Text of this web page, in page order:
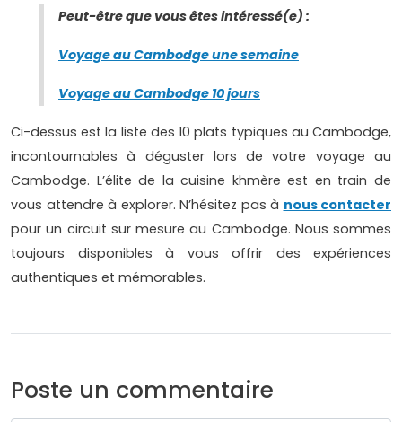
Peut-être que vous êtes intéressé(e) :
Voyage au Cambodge une semaine
Voyage au Cambodge 10 jours
Ci-dessus est la liste des 10 plats typiques au Cambodge,
incontournables à déguster lors de votre voyage au
Cambodge. L’élite de la cuisine khmère est en train de
vous attendre à explorer. N’hésitez pas à nous contacter
pour un circuit sur mesure au Cambodge. Nous sommes
toujours disponibles à vous offrir des expériences
authentiques et mémorables.
Poste un commentaire